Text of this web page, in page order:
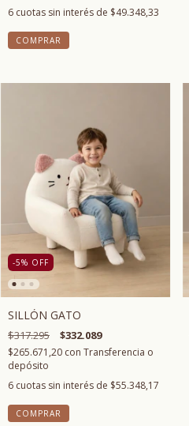
6 cuotas sin interés de $49.348,33
-5% OFF
SILLÓN GATO
$317.295 $332.089
$265.671,20 con Transferencia o
depósito
6 cuotas sin interés de $55.348,17